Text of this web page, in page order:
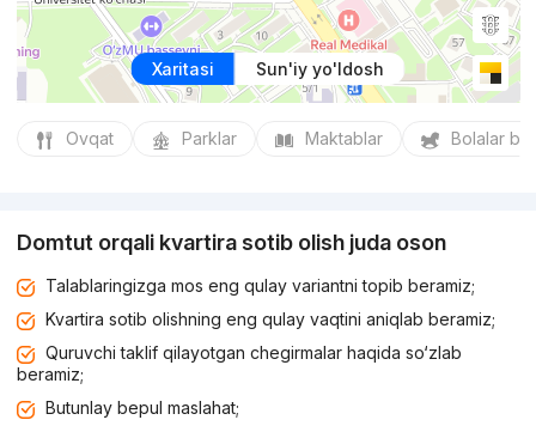
Xaritasi Sun'iy yo'ldosh
Ovqat Parklar Maktablar Bolalar
Domtut orqali kvartira sotib olish juda oson
Talablaringizga mos eng qulay variantni topib beramiz;
Kvartira sotib olishning eng qulay vaqtini aniqlab beramiz;
Quruvchi taklif qilayotgan chegirmalar haqida so‘zlab
beramiz;
Butunlay bepul maslahat;